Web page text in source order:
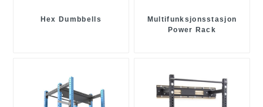
Hex Dumbbells
Multifunksjonsstasjon
Power Rack